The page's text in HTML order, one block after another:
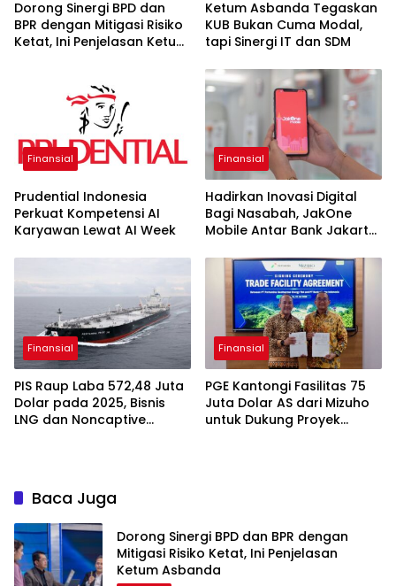
Dorong Sinergi BPD dan
BPR dengan Mitigasi Risiko
Ketat, Ini Penjelasan Ketum
Ketum Asbanda Tegaskan
KUB Bukan Cuma Modal,
tapi Sinergi IT dan SDM
Finansial
Prudential Indonesia
Perkuat Kompetensi AI
Karyawan Lewat AI Week
Finansial
Hadirkan Inovasi Digital
Bagi Nasabah, JakOne
Mobile Antar Bank Jakarta
Excellence Awards 2026
Finansial
PIS Raup Laba 572,48 Juta
Dolar pada 2025, Bisnis
LNG dan Noncaptive
Finansial
PGE Kantongi Fasilitas 75
Juta Dolar AS dari Mizuho
untuk Dukung Proyek
Baca Juga
Dorong Sinergi BPD dan BPR dengan
Mitigasi Risiko Ketat, Ini Penjelasan
Ketum Asbanda